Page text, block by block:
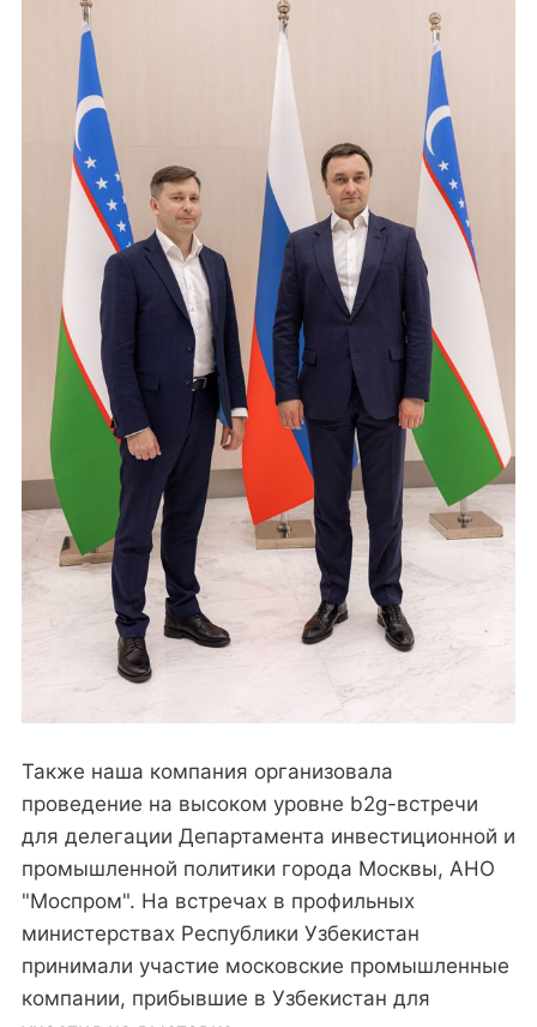
Также наша компания организовала
проведение на высоком уровне b2g-встречи
для делегации Департамента инвестиционной и
промышленной политики города Москвы, АНО
"Моспром". На встречах в профильных
министерствах Республики Узбекистан
принимали участие московские промышленные
компании, прибывшие в Узбекистан для